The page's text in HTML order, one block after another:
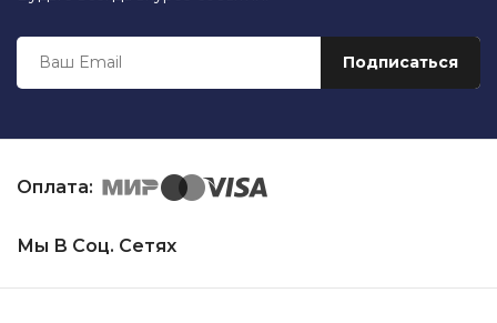
Оплата:
Мы В Соц. Сетях